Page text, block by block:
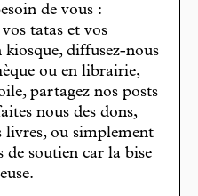
de vous :
tatas et vos
kiosque, diffusez-nous
ou en librairie,
partagez nos posts
nous des dons,
livres, ou simplement
de soutien car la bise